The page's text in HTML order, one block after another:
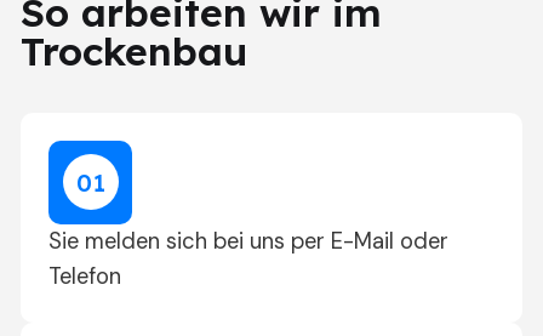
So arbeiten wir im
Trockenbau
01
Sie melden sich bei uns per E-Mail oder
Telefon